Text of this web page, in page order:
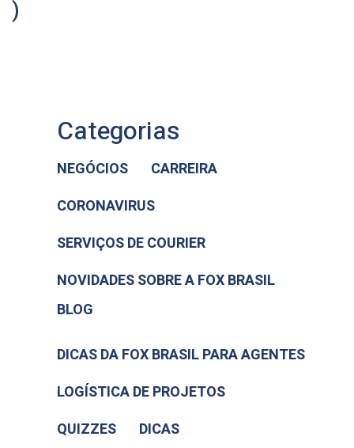
)
Categorias
NEGÓCIOS
CARREIRA
CORONAVIRUS
SERVIÇOS DE COURIER
NOVIDADES SOBRE A FOX BRASIL
BLOG
DICAS DA FOX BRASIL PARA AGENTES
LOGÍSTICA DE PROJETOS
QUIZZES
DICAS